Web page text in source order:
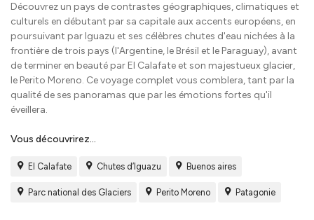
Découvrez un pays de contrastes géographiques, climatiques et
culturels en débutant par sa capitale aux accents européens, en
poursuivant par Iguazu et ses célèbres chutes d'eau nichées à la
frontière de trois pays (l'Argentine, le Brésil et le Paraguay), avant
de terminer en beauté par El Calafate et son majestueux glacier,
le Perito Moreno. Ce voyage complet vous comblera, tant par la
qualité de ses panoramas que par les émotions fortes qu'il
éveillera.
Vous découvrirez...
El Calafate Chutes d’Iguazu Buenos aires
Parc national des Glaciers Perito Moreno Patagonie